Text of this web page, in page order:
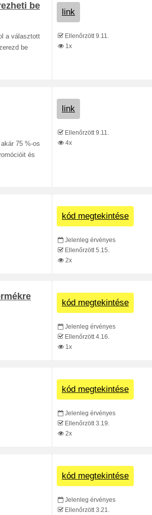
be
a választott
be
link
Ellenőrzött 9.11.
1x
75 %-os
és
link
Ellenőrzött 9.11.
4x
kód megtekintése
Jelenleg érvényes
Ellenőrzött 5.15.
2x
kód megtekintése
Jelenleg érvényes
Ellenőrzött 4.16.
1x
kód megtekintése
Jelenleg érvényes
Ellenőrzött 3.19.
2x
kód megtekintése
Jelenleg érvényes
Ellenőrzött 3.21.